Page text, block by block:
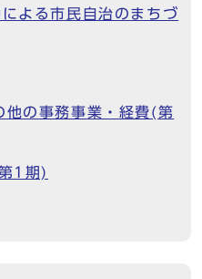
よる市民自治のまちづ
他の事務事業・経費(第
1期)